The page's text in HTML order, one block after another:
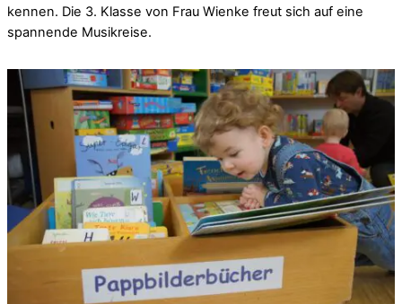
kennen. Die 3. Klasse von Frau Wienke freut sich auf eine
spannende Musikreise.